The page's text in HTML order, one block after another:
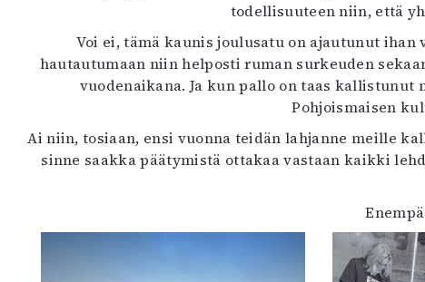
todellisuuteen niin, että
Voi ei, tämä kaunis joulusatu on ajautunut
hautautumaan niin helposti ruman surkeuden
vuodenaikana. Ja kun pallo on taas
Pohjoismaisen
Ai niin, tosiaan, ensi vuonna teidän lahjanne meille
sinne saakka päätymistä ottakaa vastaan kaikki